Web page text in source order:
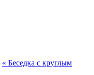
« Беседка с круглым